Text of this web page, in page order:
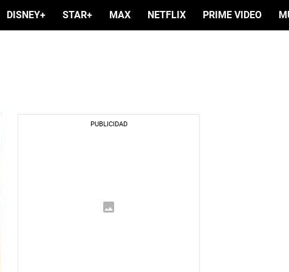
DISNEY+ STAR+ MAX NETFLIX PRIME VIDEO